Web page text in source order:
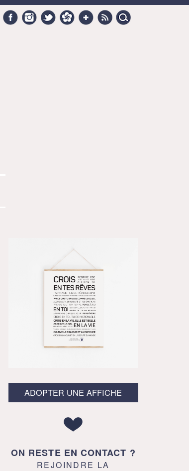
Search
for:
FacebookInstagramTwitter HellocotonGoogle +
RSS
ADOPTER UNE AFFICHE
ON RESTE EN CONTACT ?
REJOINDRE LA